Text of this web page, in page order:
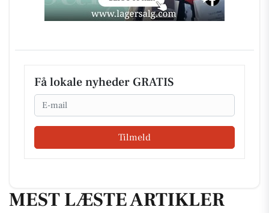
Få lokale nyheder GRATIS
Email
Tilmeld
MEST LÆSTE ARTIKLER